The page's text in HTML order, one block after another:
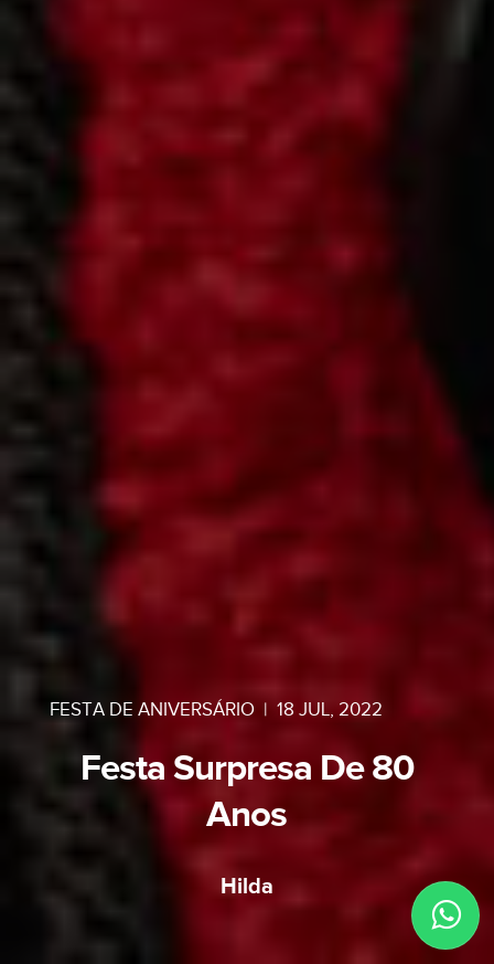
FESTA DE ANIVERSÁRIO| 18 JUL, 2022
Festa Surpresa De 80
Anos
Hilda